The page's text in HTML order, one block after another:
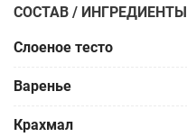
СОСТАВ / ИНГРЕДИЕНТЫ
Слоеное тесто
Варенье
Крахмал